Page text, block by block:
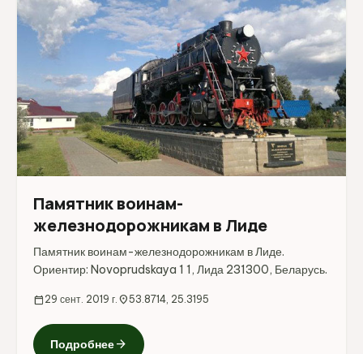
Памятник воинам-
железнодорожникам в Лиде
Памятник воинам-железнодорожникам в Лиде.
Ориентир: Novoprudskaya 1 1, Лида 231300, Беларусь.
calendar_today 29 сент. 2019 г. location_on53.8714, 25.3195
Подробнееarrow_forward